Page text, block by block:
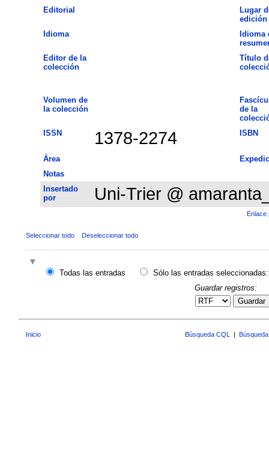
Editorial
Lugar
edición
Idioma
Idioma
Editor de la
colección
Título
Volumen de
la colección
de la
ISSN
1378-2274 ISBN
Área
Notas
Insertado
por
Uni-Trier @
Enlace
Seleccionar todo Deseleccionar todo
Todas las entradas
Sólo las entradas seleccionadas:
Guardar registros:
Guardar
Inicio Búsqueda CQL